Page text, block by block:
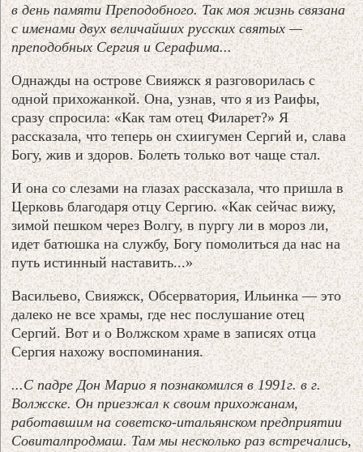
в день памяти Преподобного. Так моя жизнь связана
с именами двух величайших русских святых —
преподобных Сергия и Серафима...
Однажды на острове Свияжск я разговорилась с
одной прихожанкой. Она, узнав, что я из Раифы,
сразу спросила: «Как там отец Филарет?» Я
рассказала, что теперь он схиигумен Сергий и, слава
Богу, жив и здоров. Болеть только вот чаще стал.
И она со слезами на глазах рассказала, что пришла в
Церковь благодаря отцу Сергию. «Как сейчас вижу,
зимой пешком через Волгу, в пургу ли в мороз ли,
идет батюшка на службу, Богу помолиться да нас на
путь истинный наставить...»
Васильево, Свияжск, Обсерватория, Ильинка — это
далеко не все храмы, где нес послушание отец
Сергий. Вот и о Волжском храме в записях отца
Сергия нахожу воспоминания.
...С падре Дон Марио я познакомился в 1991г. в г.
Волжске. Он приезжал к своим прихожанам,
работавшим на советско-итальянском предприятии
Совиталпродмаш. Там мы несколько раз встречались,